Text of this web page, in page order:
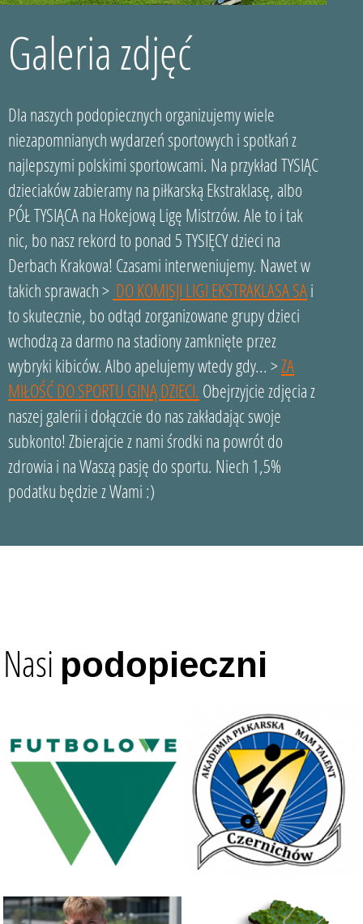
Galeria zdjęć
Dla naszych podopiecznych organizujemy wiele
niezapomnianych wydarzeń sportowych i spotkań z
najlepszymi polskimi sportowcami. Na przykład TYSIĄC
dzieciaków zabieramy na piłkarską Ekstraklasę, albo
PÓŁ TYSIĄCA na Hokejową Ligę Mistrzów. Ale to i tak
nic, bo nasz rekord to ponad 5 TYSIĘCY dzieci na
Derbach Krakowa! Czasami interweniujemy. Nawet w
takich sprawach > DO KOMISJI LIGI EKSTRAKLASA SAi
to skutecznie, bo odtąd zorganizowane grupy dzieci
wchodzą za darmo na stadiony zamknięte przez
wybryki kibiców. Albo apelujemy wtedy gdy... >ZA
MIŁOŚĆ DO SPORTU GINĄ DZIECI. Obejrzyjcie zdjęcia z
naszej galerii i dołączcie do nas zakładając swoje
subkonto! Zbierajcie z nami środki na powrót do
zdrowia i na Waszą pasję do sportu. Niech 1,5%
podatku będzie z Wami :)
Nasi podopieczni